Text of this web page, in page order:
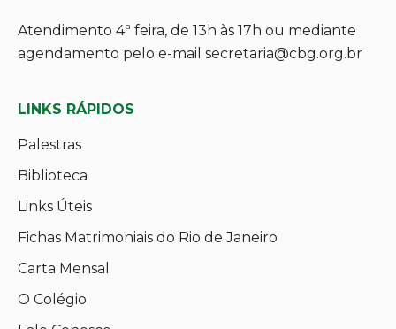
Atendimento 4ª feira, de 13h às 17h ou mediante
agendamento pelo e-mail secretaria@cbg.org.br
LINKS RÁPIDOS
Palestras
Biblioteca
Links Úteis
Fichas Matrimoniais do Rio de Janeiro
Carta Mensal
O Colégio